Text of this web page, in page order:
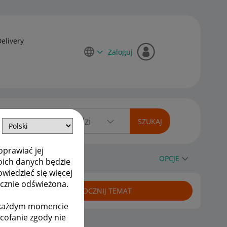
jej
danych będzie
się więcej
odświeżona.
momencie
zgody nie
Zaloguj
OPCJE
ROZPOCZNIJ TEMAT